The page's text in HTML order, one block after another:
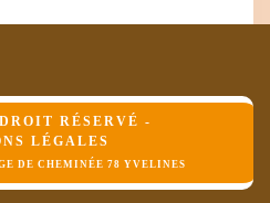
RÉSERVÉ -
LÉGALES
DE CHEMINÉE 78 YVELINES